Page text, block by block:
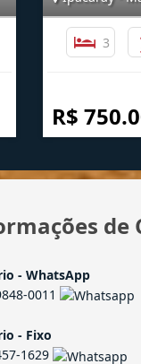
3
R$
de
- WhatsApp
0011
- Fixo
1629